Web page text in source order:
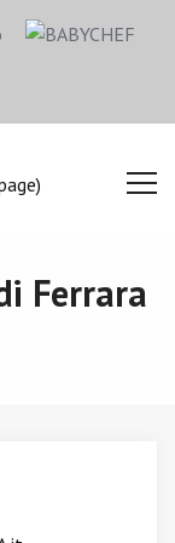
Ferrara